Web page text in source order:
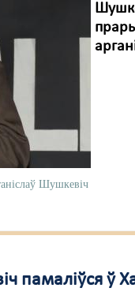
Шушкевіч
памаліўся ў